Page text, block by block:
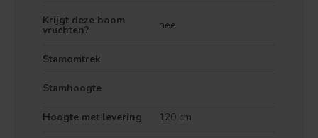
Krijgt deze boom
vruchten? nee
Stamomtrek
Stamhoogte
Hoogte met levering 120 cm
Treurvorm